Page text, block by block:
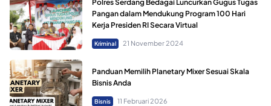
Polres Serdang Bedagai Luncurkan Gugus Tugas
Pangan dalam Mendukung Program 100 Hari
Kerja Presiden RI Secara Virtual
Kriminal 21 November 2024
Panduan Memilih Planetary Mixer Sesuai Skala
Bisnis Anda
Bisnis 11 Februari 2026